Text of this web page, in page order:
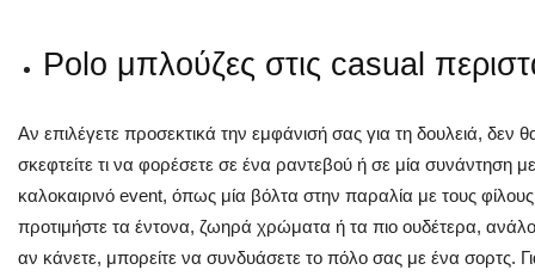
Polo μπλούζες στις casual
Αν επιλέγετε προσεκτικά την εμφάνισή σας για τη δουλειά, δεν
σκεφτείτε τι να φορέσετε σε ένα ραντεβού ή σε μία συνάντηση
καλοκαιρινό event, όπως μία βόλτα στην παραλία με τους
προτιμήστε τα έντονα, ζωηρά χρώματα ή τα πιο ουδέτερα,
αν κάνετε, μπορείτε να συνδυάσετε το πόλο σας με ένα σορτς.